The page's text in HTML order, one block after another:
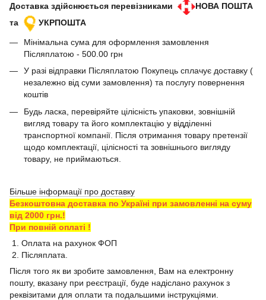
Доставка здійснюється перевізниками
НОВА ПОШТА
та
УКРПОШТА
Мінімальна сума для оформлення замовлення
Післяплатою - 500.00 грн
У разі відправки Післяплатою Покупець сплачує доставку (
незалежно від суми замовлення) та послугу повернення
коштів
Будь ласка, перевіряйте цілісність упаковки, зовнішній
вигляд товару та його комплектацію у відділенні
транспортної компанії. Після отримання товару претензії
щодо комплектації, цілісності та зовнішнього вигляду
товару, не приймаються.
Більше інформації про доставку
Безкоштовна доставка по Україні при замовленні на суму
від 2000 грн.!
При повній оплаті !
1. Оплата на рахунок ФОП
2. Післяплата.
Після того як ви зробите замовлення, Вам на електронну
пошту, вказану при реєстрації, буде надіслано рахунок з
реквізитами для оплати та подальшими інструкціями.